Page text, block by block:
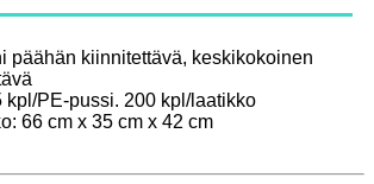
päähän kiinnitettävä, keskikokoinen
kpl/PE-pussi. 200 kpl/laatikko
66 cm x 35 cm x 42 cm